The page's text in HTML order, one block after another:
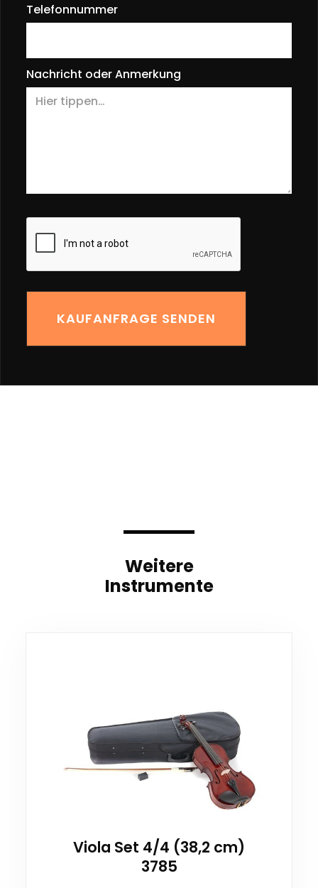
Telefonnummer
Nachricht oder Anmerkung
Weitere
Instrumente
Viola Set 4/4 (38,2 cm)
3785